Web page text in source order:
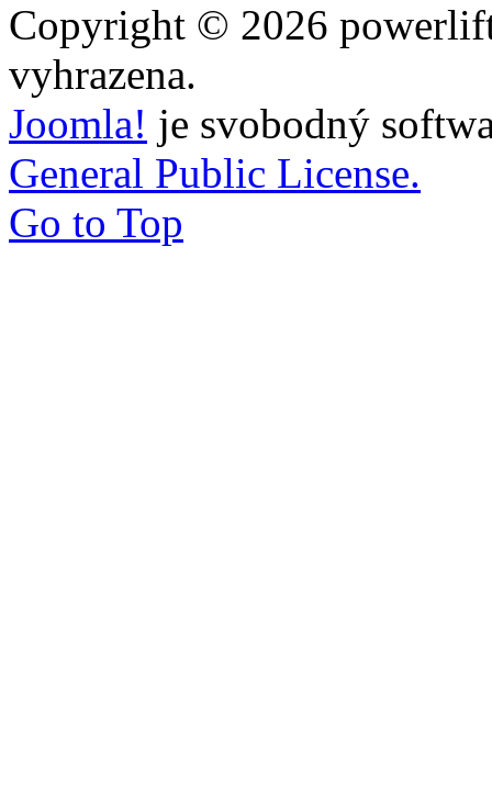
Copyright © 2026
vyhrazena.
Joomla! je svobodný
General Public License.
Go to Top